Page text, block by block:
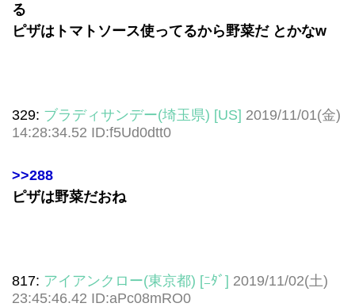
る
ピザはトマトソース使ってるから野菜だ とかなw
329: ブラディサンデー(埼玉県) [US] 2019/11/01(金)
14:28:34.52 ID:f5Ud0dtt0
>>288
ピザは野菜だおね
817: アイアンクロー(東京都) [ﾆﾀﾞ] 2019/11/02(土)
23:45:46.42 ID:aPc08mRO0